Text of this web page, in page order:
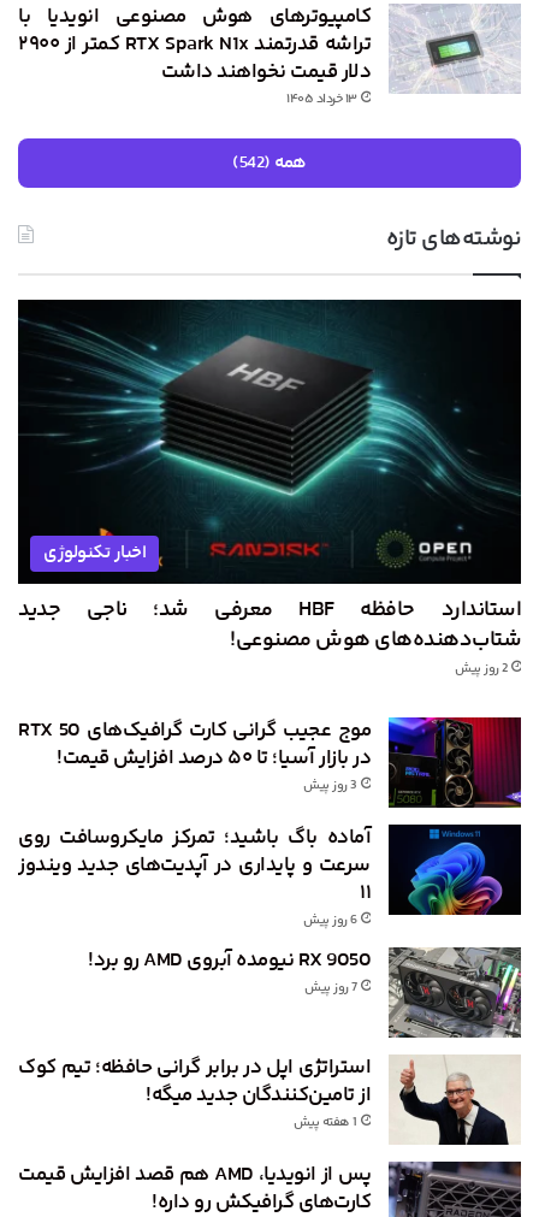
کامپیوترهای هوش مصنوعی انویدیا با
تراشه قدرتمند RTX Spark N1x کمتر از ۲۹۰۰
دلار قیمت نخواهند داشت
۱۳ خرداد ۱۴۰۵
همه (542)
نوشته‌های تازه
اخبار تکنولوژی
استاندارد حافظه HBF معرفی شد؛ ناجی جدید
شتاب‌دهنده‌های هوش مصنوعی!
2 روز پیش
موج عجیب گرانی کارت گرافیک‌های RTX 50
در بازار آسیا؛ تا ۵۰ درصد افزایش قیمت!
3 روز پیش
آماده باگ باشید؛ تمرکز مایکروسافت روی
سرعت و پایداری در آپدیت‌های جدید ویندوز
۱۱
6 روز پیش
RX 9050 نیومده آبروی AMD رو برد!
7 روز پیش
استراتژی اپل در برابر گرانی حافظه؛ تیم کوک
از تامین‌کنندگان جدید میگه!
1 هفته پیش
پس از انویدیا، AMD هم قصد افزایش قیمت
کارت‌های گرافیکش رو داره!